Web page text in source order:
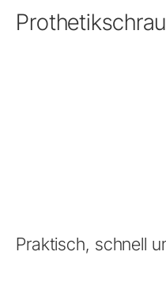
Praktisch, schnell